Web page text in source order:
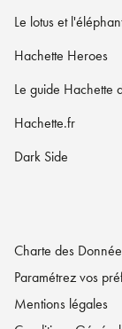
Le lotus et
Hachette Heroes
Le guide Hachette
Hachette.fr
Dark Side
Charte des
Paramétrez vos
Mentions légales